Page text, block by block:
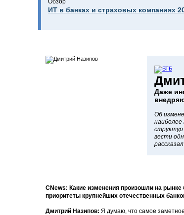
Обзор
ИТ в банках и страховых компаниях
Даже
Об
наиболее
структур
вести
CNews: Какие изменения произошли на
приоритеты крупнейших отечественных
Дмитрий Назипов: Я думаю, что самое